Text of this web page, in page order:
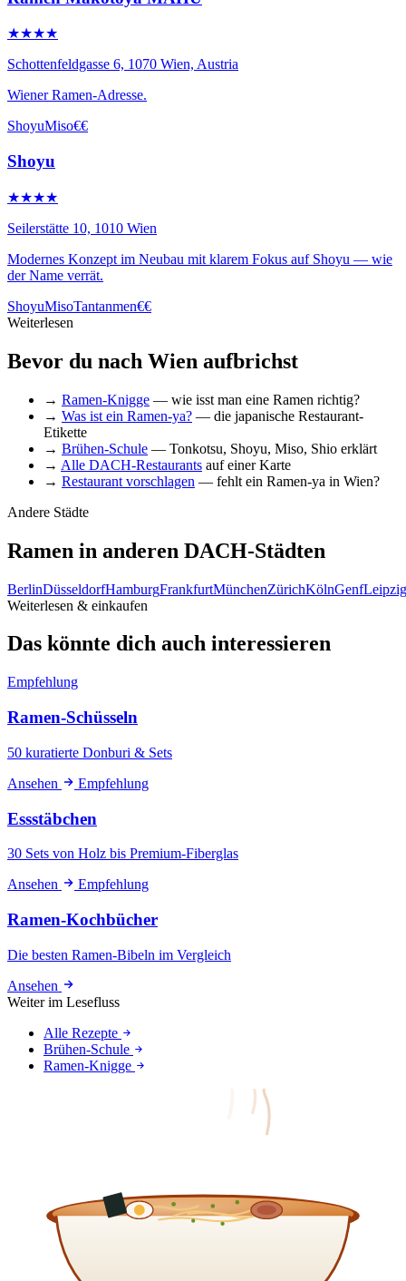
★★★★
Schottenfeldgasse 6, 1070 Wien, Austria
Wiener Ramen-Adresse.
ShoyuMiso€€
Shoyu
★★★★
Seilerstätte 10, 1010 Wien
Modernes Konzept im Neubau mit klarem Fokus auf Shoyu — wie
der Name verrät.
ShoyuMisoTantanmen€€
Weiterlesen
Bevor du nach Wien aufbrichst
→ Ramen-Knigge — wie isst man eine Ramen richtig?
→ Was ist ein Ramen-ya? — die japanische Restaurant-
Etikette
→ Brühen-Schule — Tonkotsu, Shoyu, Miso, Shio erklärt
→ Alle DACH-Restaurants auf einer Karte
→ Restaurant vorschlagen — fehlt ein Ramen-ya in Wien?
Andere Städte
Ramen in anderen DACH-Städten
BerlinDüsseldorfHamburgFrankfurtMünchenZürichKölnGenfLeipzig
Weiterlesen & einkaufen
Das könnte dich auch interessieren
Empfehlung
Ramen-Schüsseln
50 kuratierte Donburi & Sets
Ansehen
Empfehlung
Essstäbchen
30 Sets von Holz bis Premium-Fiberglas
Ansehen
Empfehlung
Ramen-Kochbücher
Die besten Ramen-Bibeln im Vergleich
Ansehen
Weiter im Lesefluss
Alle Rezepte
Brühen-Schule
Ramen-Knigge